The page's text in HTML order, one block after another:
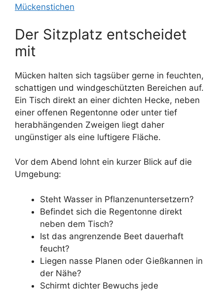
Mückenstichen
Der Sitzplatz entscheidet
mit
Mücken halten sich tagsüber gerne in feuchten,
schattigen und windgeschützten Bereichen auf.
Ein Tisch direkt an einer dichten Hecke, neben
einer offenen Regentonne oder unter tief
herabhängenden Zweigen liegt daher
ungünstiger als eine luftigere Fläche.
Vor dem Abend lohnt ein kurzer Blick auf die
Umgebung:
Steht Wasser in Pflanzenuntersetzern?
Befindet sich die Regentonne direkt
neben dem Tisch?
Ist das angrenzende Beet dauerhaft
feucht?
Liegen nasse Planen oder Gießkannen in
der Nähe?
Schirmt dichter Bewuchs jede